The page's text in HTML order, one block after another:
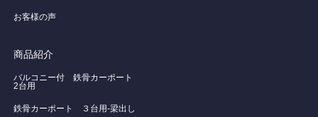
お客様の声
商品紹介
バルコニー付 鉄骨カーポート
2台用
鉄骨カーポート ３台用-梁出し